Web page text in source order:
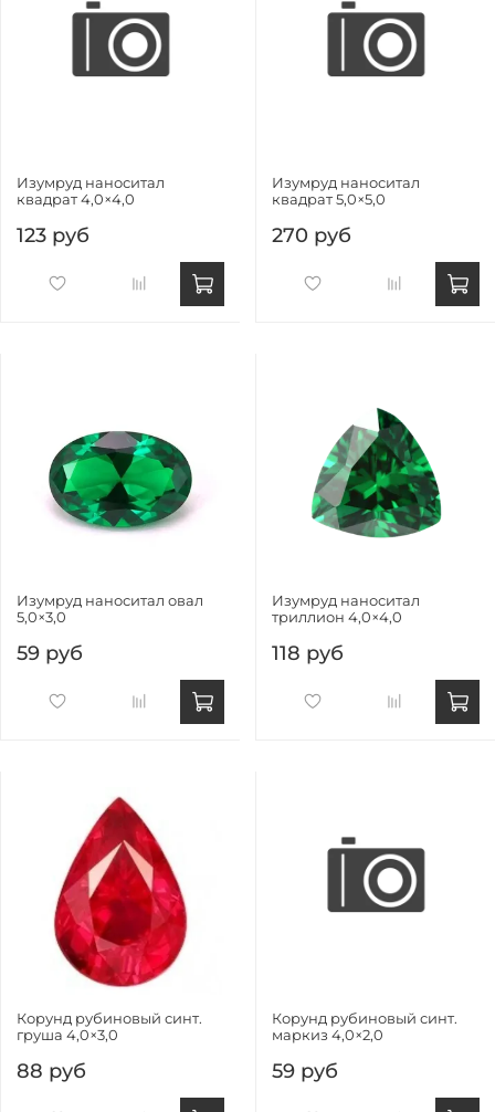
Изумруд наноситал
квадрат 4,0×4,0
123 руб
Изумруд наноситал
квадрат 5,0×5,0
270 руб
Изумруд наноситал овал
5,0×3,0
59 руб
Изумруд наноситал
триллион 4,0×4,0
118 руб
Корунд рубиновый синт.
груша 4,0×3,0
88 руб
Корунд рубиновый синт.
маркиз 4,0×2,0
59 руб